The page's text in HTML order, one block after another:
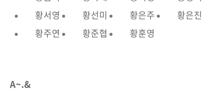
황서영
황선미 황은주
황은진
황주연
황준협 황훈영
A~.&